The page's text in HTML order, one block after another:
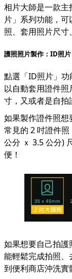
相片大師是一款
片」系列功能，
照、套用照片尺寸
護照照片製作：ID照片
點選「ID照片」
以自動套用證件
寸，又或者是自拍
如果製作證件照想
常見的 2 吋證件
公分 ｘ 3.5 公分)
便！
如果想要自己拍
能輕鬆完成拍照
到便利商店沖洗實